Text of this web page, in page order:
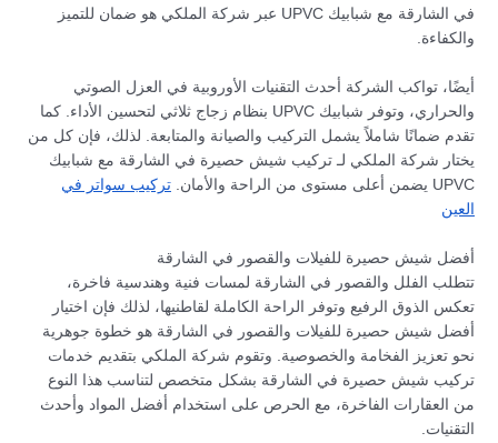
في الشارقة مع شبابيك UPVC عبر شركة الملكي هو ضمان للتميز
والكفاءة.
أيضًا، تواكب الشركة أحدث التقنيات الأوروبية في العزل الصوتي
والحراري، وتوفر شبابيك UPVC بنظام زجاج ثلاثي لتحسين الأداء. كما
تقدم ضمانًا شاملاً يشمل التركيب والصيانة والمتابعة. لذلك، فإن كل من
يختار شركة الملكي لـ تركيب شيش حصيرة في الشارقة مع شبابيك
UPVC يضمن أعلى مستوى من الراحة والأمان.
تركيب سواتر في
العين
أفضل شيش حصيرة للفيلات والقصور في الشارقة
تتطلب الفلل والقصور في الشارقة لمسات فنية وهندسية فاخرة،
تعكس الذوق الرفيع وتوفر الراحة الكاملة لقاطنيها، لذلك فإن اختيار
أفضل شيش حصيرة للفيلات والقصور في الشارقة هو خطوة جوهرية
نحو تعزيز الفخامة والخصوصية. وتقوم شركة الملكي بتقديم خدمات
تركيب شيش حصيرة في الشارقة بشكل متخصص لتناسب هذا النوع
من العقارات الفاخرة، مع الحرص على استخدام أفضل المواد وأحدث
التقنيات.